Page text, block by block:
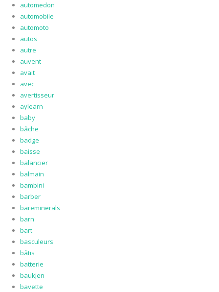
automedon
automobile
automoto
autos
autre
auvent
avait
avec
avertisseur
aylearn
baby
bâche
badge
baisse
balancier
balmain
bambini
barber
bareminerals
barn
bart
basculeurs
bâtis
batterie
baukjen
bavette